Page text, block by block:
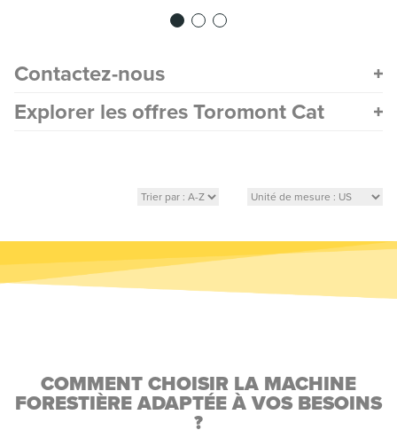
Contactez-nous
Explorer les offres Toromont Cat
COMMENT CHOISIR LA MACHINE
FORESTIÈRE ADAPTÉE À VOS BESOINS
?